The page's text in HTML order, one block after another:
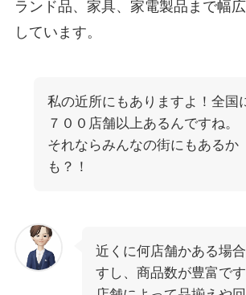
ランド品、家具、家電製品まで幅
しています。
私の近所にもありますよ！全国
７００店舗以上あるんですね。
それならみんなの街にもあるか
も？！
近くに何店舗かある場
すし、商品数が豊富です